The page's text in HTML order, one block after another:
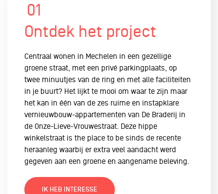
01
Ontdek het project
Centraal wonen in Mechelen in een gezellige
groene straat, met een privé parkingplaats, op
twee minuutjes van de ring en met alle faciliteiten
in je buurt? Het lijkt te mooi om waar te zijn maar
het kan in één van de zes ruime en instapklare
vernieuwbouw-appartementen van De Braderij in
de Onze-Lieve-Vrouwestraat. Deze hippe
winkelstraat is the place to be sinds de recente
heraanleg waarbij er extra veel aandacht werd
gegeven aan een groene en aangename beleving.
IK HEB INTERESSE